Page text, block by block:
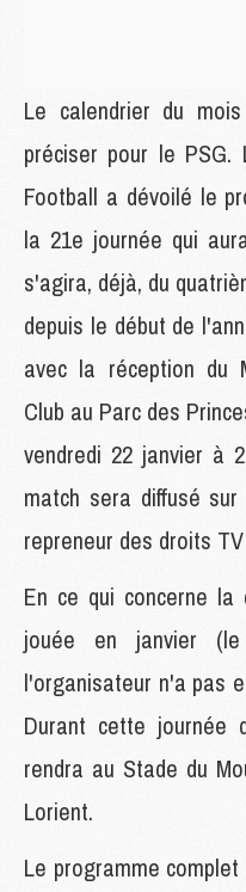
Le calendrier du
préciser pour le PSG.
Football a dévoilé le
la 21e journée qui
s'agira, déjà, du
depuis le début de
avec la réception du
Club au Parc des
vendredi 22 janvier à
match sera diffusé
repreneur des droits
En ce qui concerne
jouée en janvier
l'organisateur n'a pas
Durant cette journée
rendra au Stade du
Lorient.
Le programme